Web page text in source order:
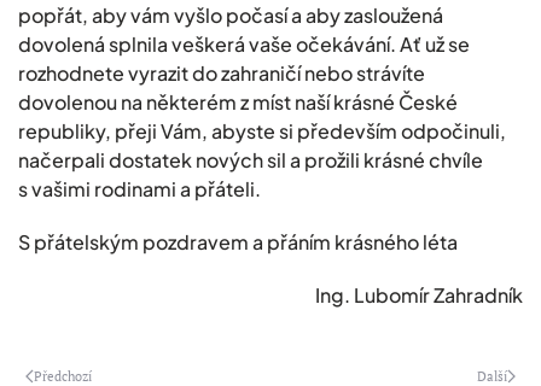
popřát, aby vám vyšlo počasí a aby zasloužená
dovolená splnila veškerá vaše očekávání. Ať už se
rozhodnete vyrazit do zahraničí nebo strávíte
dovolenou na některém z míst naší krásné České
republiky, přeji Vám, abyste si především odpočinuli,
načerpali dostatek nových sil a prožili krásné chvíle
s vašimi rodinami a přáteli.
S přátelským pozdravem a přáním krásného léta
Ing. Lubomír Zahradník
Předchozí Další